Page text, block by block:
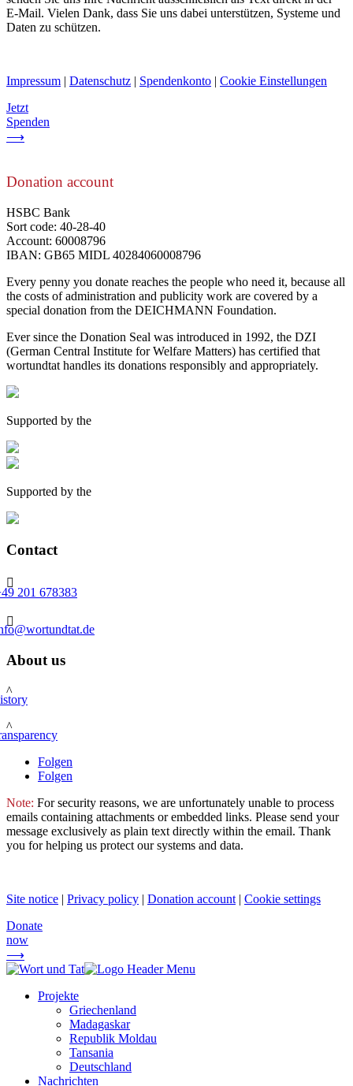
E-Mail. Vielen Dank, dass Sie uns dabei unterstützen, Systeme und
Daten zu schützen.
Impressum | Datenschutz | Spendenkonto | Cookie Einstellungen
Jetzt
Spenden
⟶
Donation account
HSBC Bank
Sort code: 40-28-40
Account: 60008796
IBAN: GB65 MIDL 40284060008796
Every penny you donate reaches the people who need it, because all
the costs of administration and publicity work are covered by a
special donation from the DEICHMANN Foundation.
Ever since the Donation Seal was introduced in 1992, the DZI
(German Central Institute for Welfare Matters) has certified that
wortundtat handles its donations responsibly and appropriately.
Supported by the
Supported by the
Contact

201 678383

About us
^
^
Folgen
Folgen
Note: For security reasons, we are unfortunately unable to process
emails containing attachments or embedded links. Please send your
message exclusively as plain text directly within the email. Thank
you for helping us protect our systems and data.
Site notice | Privacy policy | Donation account | Cookie settings
Donate
now
⟶
Projekte
Griechenland
Madagaskar
Republik Moldau
Tansania
Deutschland
Nachrichten